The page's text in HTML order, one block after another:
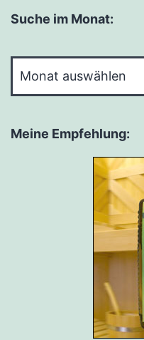
Suche im Monat:
im
Monat:
Meine Empfehlung: